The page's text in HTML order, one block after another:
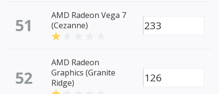
51
AMD Radeon Vega 7
(Cezanne)
233
52
AMD Radeon
Graphics (Granite
Ridge)
126